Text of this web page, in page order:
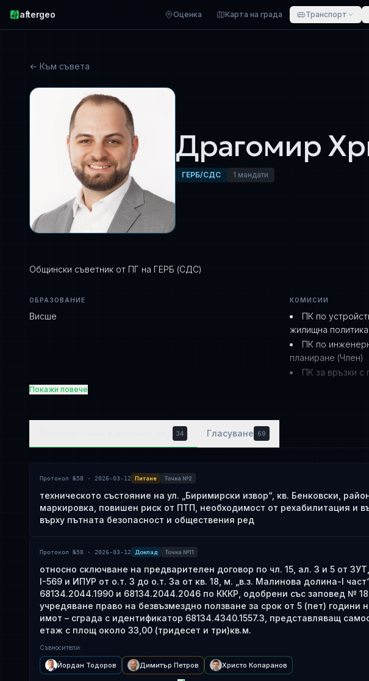
aftergeo Оценка Карта на града Транспорт
← Към съвета
Драгомир
ГЕРБ/СДС 1 мандати
Общински съветник от ПГ на ГЕРБ (СДС)
ОБРАЗОВАНИЕ
Висше
КОМИСИИ
ПК по
жилищна
ПК по
планиране (Член)
ПК за връзки с
Покажи повече
34 Гласуване 69
Протокол №58 · 2026-03-12 Питане Точка №2
техническото състояние на ул. „Биримирски извор“, кв. Бенковски,
маркировка, повишен риск от ПТП, необходимост от рехабилитация и
върху пътната безопасност и обществения ред
Протокол №58 · 2026-03-12 Доклад Точка №11
относно сключване на предварителен договор по чл. 15, ал. 3 и 5 от
I-569 и ИПУР от о.т. 3 до о.т. 3а от кв. 18, м. „в.з. Малинова долина-I
68134.2044.1990 и 68134.2044.2046 по КККР, одобрени със заповед №
учредяване право на безвъзмездно ползване за срок от 5 (пет) години
имот – сграда с идентификатор 68134.4340.1557.3, представляващ
етаж с площ около 33,00 (тридесет и три)кв.м.
Съвносители:
Йордан Тодоров Димитър Петров Христо Копаранов